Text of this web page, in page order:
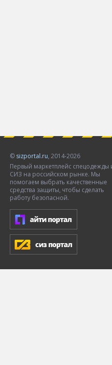
© sizportal.ru, 2014-2026
Первый маркетплейс спецодежды
СИЗ на российском рынке. Мы
помогаем выбрать качественные
средства защиты, чтобы сделать
работу безопасной.